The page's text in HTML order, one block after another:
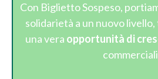
Con Biglietto Sospeso,
solidarietà a un nuovo
una vera opportunità di